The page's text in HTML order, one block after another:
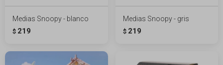
Medias Snoopy - blanco
$ 219
Medias Snoopy - gris
$ 219